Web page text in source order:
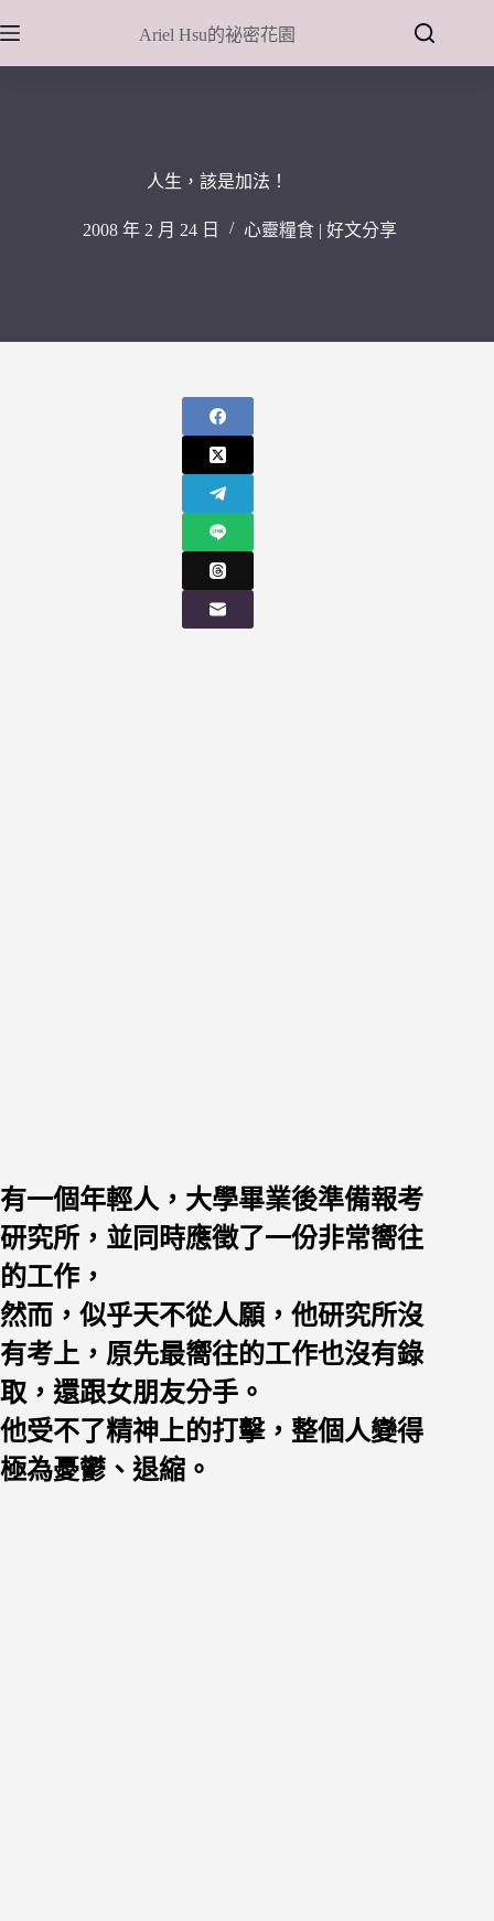
至
主
Ariel Hsu的祕密花園
人生，該是加法！
2008 年 2 月 24 日 心靈糧食 | 好文分享
有一個年輕人，大學畢業後準備報考
研究所，並同時應徵了一份非常嚮往
的工作，
然而，似乎天不從人願，他研究所沒
有考上，原先最嚮往的工作也沒有錄
取，還跟女朋友分手。
他受不了精神上的打擊，整個人變得
極為憂鬱、退縮。